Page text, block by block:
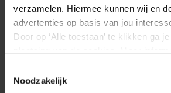
verzamelen. Hiermee kunnen wij en
advertenties op basis van jou
Door op ‘Alle toestaan’ te klikken ga
decookieverklaring op onze website.
Noodzakelijk
Groen
Vruchtdragend Ja